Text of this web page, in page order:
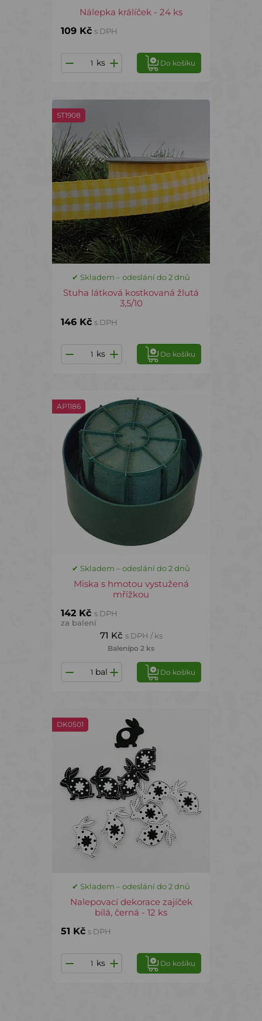
Nálepka králíček - 24 ks
109 Kč s DPH
ks Do košíku
ST1908
✔ Skladem – odeslání do 2 dnů
Stuha látková kostkovaná žlutá
3,5/10
146 Kč s DPH
ks Do košíku
AP1186
✔ Skladem – odeslání do 2 dnů
Miska s hmotou vystužená
mřížkou
142 Kč s DPH
za balení
71 Kč s DPH / ks
Balenípo 2 ks
bal Do košíku
DK0501
✔ Skladem – odeslání do 2 dnů
Nalepovací dekorace zajíček
bílá, černá - 12 ks
51 Kč s DPH
ks Do košíku